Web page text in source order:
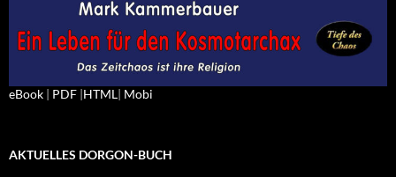
eBook | PDF |HTML| Mobi
AKTUELLES DORGON-BUCH